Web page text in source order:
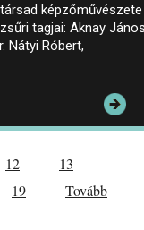
tagjai: Aknay
Nátyi Róbert,
12
13
19
Tovább